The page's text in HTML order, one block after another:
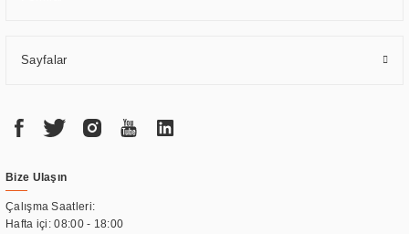
Sayfalar
Bize Ulaşın
Çalışma Saatleri:
Hafta içi: 08:00 - 18:00